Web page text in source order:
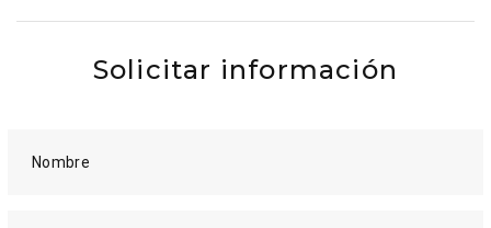
Solicitar información
Nombre